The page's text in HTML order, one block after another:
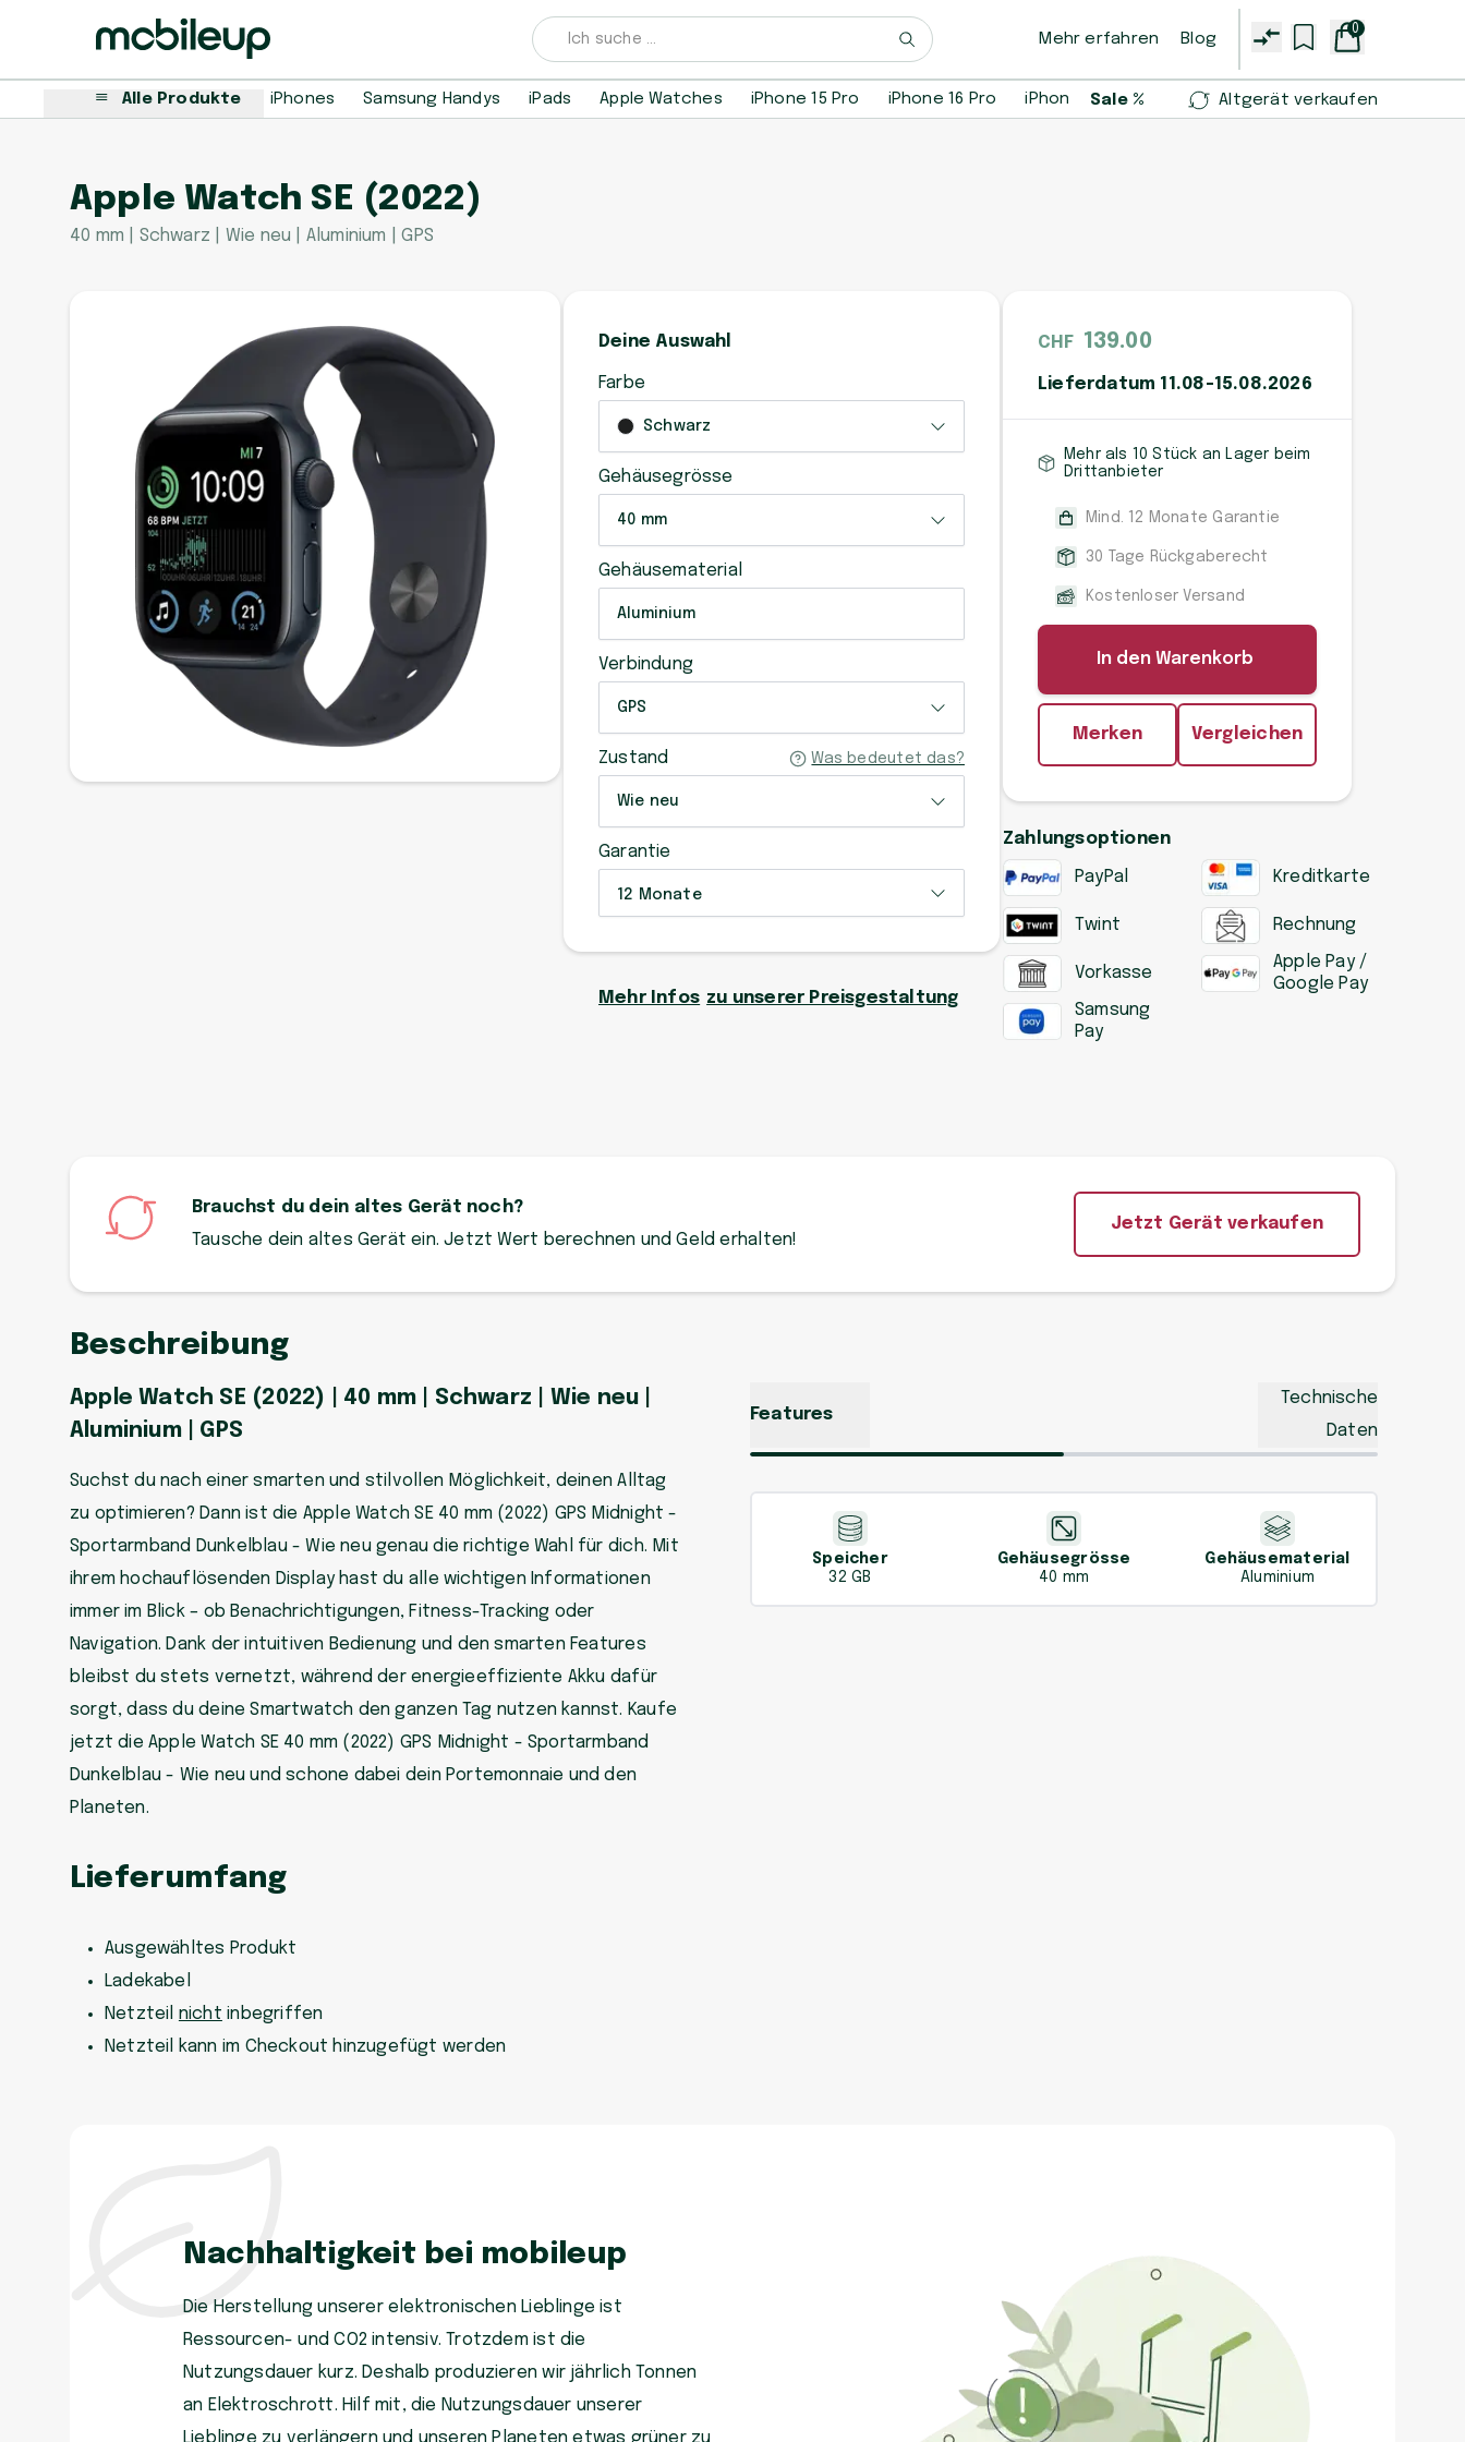
Mehr erfahren Blog
0
Alle Produkte iPhones Samsung Handys iPads Apple Watches iPhone 15 Pro iPhone 16 Pro iPhone 14 Pro iPhone 13 mini Samsung Galaxy
Sale % Altgerät verkaufen
Apple Watch SE (2022)
40 mm | Schwarz | Wie neu | Aluminium | GPS
Deine Auswahl
Farbe
Schwarz
Gehäusegrösse
40 mm
Gehäusematerial
Aluminium
Verbindung
GPS
Zustand Was bedeutet das?
Wie neu
Garantie
12 Monate
Mehr Infos zu unserer Preisgestaltung
CHF 139.00
Lieferdatum 11.08-15.08.2026
Mehr als 10 Stück an Lager beim
Drittanbieter
Mind. 12 Monate Garantie
30 Tage Rückgaberecht
Kostenloser Versand
In den Warenkorb
Merken Vergleichen
Zahlungsoptionen
PayPal Kreditkarte
Twint Rechnung
Vorkasse
Apple Pay /
Google Pay
Samsung
Pay
Brauchst du dein altes Gerät noch?
Tausche dein altes Gerät ein. Jetzt Wert berechnen und Geld erhalten!
Jetzt Gerät verkaufen
Beschreibung
Apple Watch SE (2022) | 40 mm | Schwarz | Wie neu |
Aluminium | GPS
Suchst du nach einer smarten und stilvollen Möglichkeit, deinen Alltag
zu optimieren? Dann ist die Apple Watch SE 40 mm (2022) GPS Midnight -
Sportarmband Dunkelblau - Wie neu genau die richtige Wahl für dich. Mit
ihrem hochauflösenden Display hast du alle wichtigen Informationen
immer im Blick – ob Benachrichtigungen, Fitness-Tracking oder
Navigation. Dank der intuitiven Bedienung und den smarten Features
bleibst du stets vernetzt, während der energieeffiziente Akku dafür
sorgt, dass du deine Smartwatch den ganzen Tag nutzen kannst. Kaufe
jetzt die Apple Watch SE 40 mm (2022) GPS Midnight - Sportarmband
Dunkelblau - Wie neu und schone dabei dein Portemonnaie und den
Planeten.
Features
Technische
Daten
Speicher
32 GB
Gehäusegrösse
40 mm
Gehäusematerial
Aluminium
Lieferumfang
Ausgewähltes Produkt
Ladekabel
Netzteil nicht inbegriffen
Netzteil kann im Checkout hinzugefügt werden
Nachhaltigkeit bei mobileup
Die Herstellung unserer elektronischen Lieblinge ist
Ressourcen- und CO2 intensiv. Trotzdem ist die
Nutzungsdauer kurz. Deshalb produzieren wir jährlich Tonnen
an Elektroschrott. Hilf mit, die Nutzungsdauer unserer
Lieblinge zu verlängern und unseren Planeten etwas grüner zu